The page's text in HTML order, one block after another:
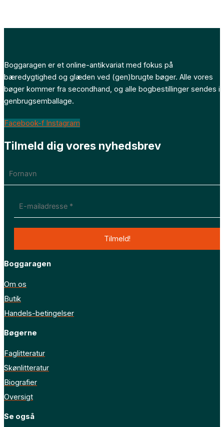
Boggaragen er et online-antikvariat med fokus på
bæredygtighed og glæden ved (gen)brugte bøger. Alle vores
bøger kommer fra secondhand, og alle bogbestillinger sendes i
genbrugsemballage.
Facebook-f Instagram
Tilmeld dig vores nyhedsbrev
Boggaragen
Om os
Butik
Handels-betingelser
Bøgerne
Faglitteratur
Skønlitteratur
Biografier
Oversigt
Se også